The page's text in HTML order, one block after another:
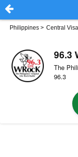
Philippines > Central
96.3
The
96.3